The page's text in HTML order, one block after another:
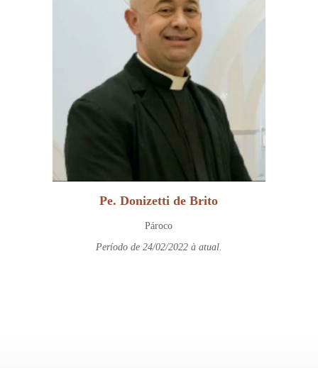
Pe. Donizetti de Brito
Pároco
Período de 24/02/2022 à atual.